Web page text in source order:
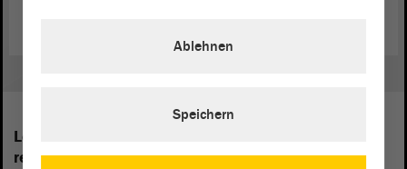
Les groupes parlementaires suivants sont
représentés au Landtag de Saxe-Anhalt:
Ablehnen
Speichern